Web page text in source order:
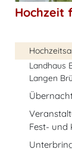
Hochzeit
Landhaus
Langen
Fest- und